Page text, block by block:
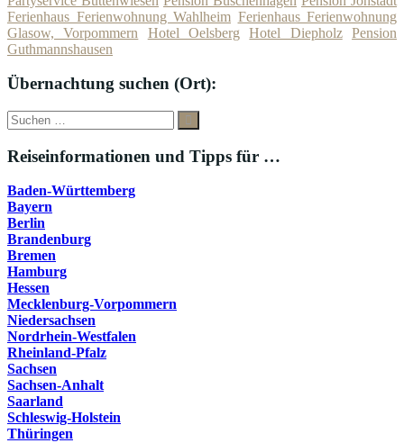
Ferienhaus Ferienwohnung Wahlheim Ferienhaus Ferienwohnung
Glasow, Vorpommern
Hotel Oelsberg Hotel Diepholz
Pension
Guthmannshausen
Übernachtung suchen (Ort):
Suche
nach:
Suchen
Reiseinformationen und Tipps für …
Baden-Württemberg
Bayern
Berlin
Brandenburg
Bremen
Hamburg
Hessen
Mecklenburg-Vorpommern
Niedersachsen
Nordrhein-Westfalen
Rheinland-Pfalz
Sachsen
Sachsen-Anhalt
Saarland
Schleswig-Holstein
Thüringen